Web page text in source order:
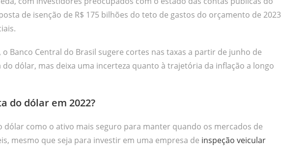
de isenção de R$ 175 bilhões do teto de gastos do orçamento de 2023
Banco Central do Brasil sugere cortes nas taxas a partir de junho de
dólar, mas deixa uma incerteza quanto à trajetória da inflação a longo
do dólar em 2022?
dólar como o ativo mais seguro para manter quando os mercados de
mesmo que seja para investir em uma empresa de inspeção veicular